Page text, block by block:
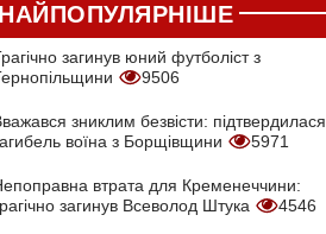
загинув юний футболіст з
9506
зниклим безвісти: підтвердилася
воїна з Борщівщини
5971
втрата для Кременеччини:
загинув Всеволод Штука
4546